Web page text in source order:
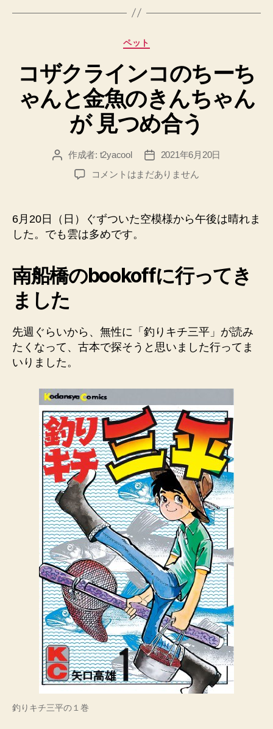
カ
ゴ
リ
ー
ペット
コザクラインコのちーち
ゃんと金魚のきんちゃん
が 見つめ合う
投 作成者: t2yacool
投
稿
2021年6月20日
コ
ラ
イ
ン
の
ち
ん
と
の
き
ん
ち
ゃ
ん
が
見
つ
め
合
う
へ
の
コメントはまだありません
6月20日（日）ぐずついた空模様から午後は晴れま
した。でも雲は多めです。
南船橋のbookoffに行ってき
ました
先週ぐらいから、無性に「釣りキチ三平」が読み
たくなって、古本で探そうと思いました行ってま
いりました。
釣りキチ三平の１巻